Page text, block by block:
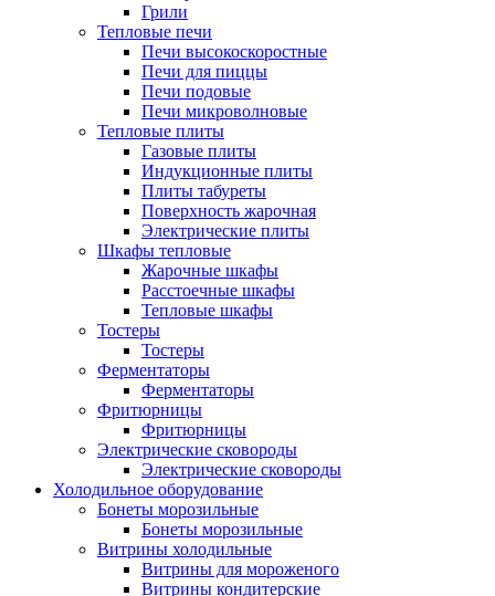
Грили
Тепловые печи
Печи высокоскоростные
Печи для пиццы
Печи подовые
Печи микроволновые
Тепловые плиты
Газовые плиты
Индукционные плиты
Плиты табуреты
Поверхность жарочная
Электрические плиты
Шкафы тепловые
Жарочные шкафы
Расстоечные шкафы
Тепловые шкафы
Тостеры
Тостеры
Ферментаторы
Ферментаторы
Фритюрницы
Фритюрницы
Электрические сковороды
Электрические сковороды
Холодильное оборудование
Бонеты морозильные
Бонеты морозильные
Витрины холодильные
Витрины для мороженого
Витрины кондитерские